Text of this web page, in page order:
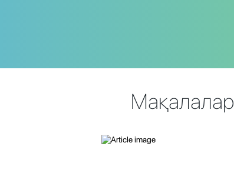
Мақалалар